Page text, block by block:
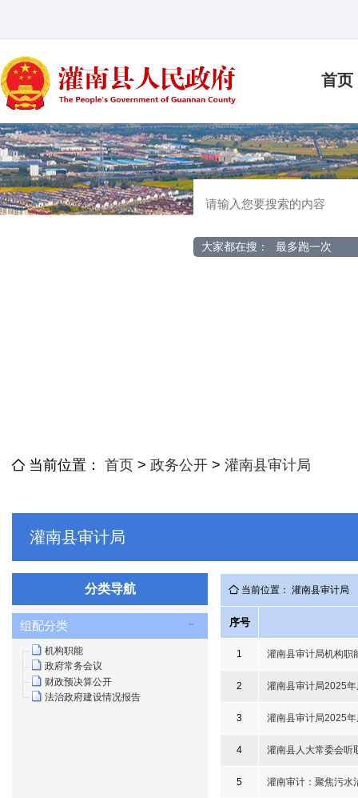
首页
大家都在搜： 最多跑一次
当前位置： 首页 > 政务公开 > 灌南县审计局
灌南县审计局
分类导航
组配分类
机构职能
政府常务会议
财政预决算公开
法治政府建设情况报告
当前位置： 灌南县审计局
序号
1 灌南县审计局机构职
2 灌南县审计局2025
3 灌南县审计局2025
4 灌南县人大常委会听
5 灌南审计：聚焦污水